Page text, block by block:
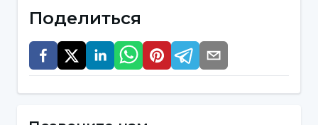
Если на другой стороне есть такой вирус, то,
скорее всего, он перейдет к другому
человеку. Поскольку в определенные
Поделиться